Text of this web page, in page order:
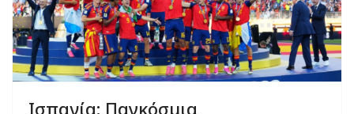
Ισπανία: Παγκόσμια